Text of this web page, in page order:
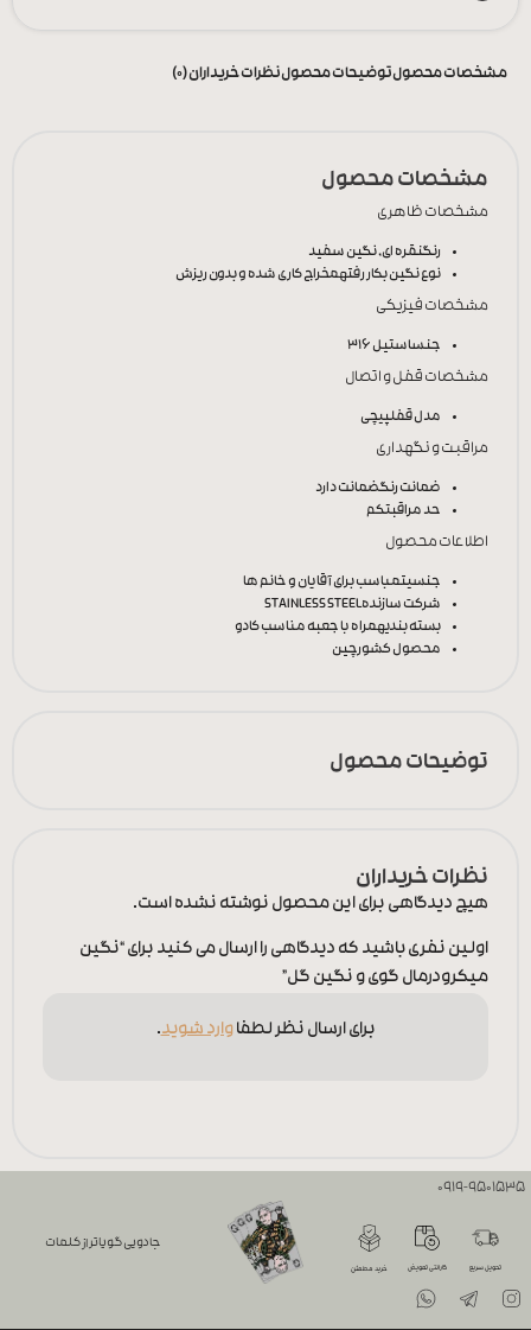
مشخصات محصولتوضیحات محصولنظرات خریداران (0)
مشخصات محصول
مشخصات ظاهری
رنگنقره ای, نگین سفید
نوع نگین بکار رفتهمخراج کاری شده و بدون ریزش
مشخصات فیزیکی
جنساستیل 316
مشخصات قفل و اتصال
مدل قفلپیچی
مراقبت و نگهداری
ضمانت رنگضمانت دارد
حد مراقبتکم
اطلاعات محصول
جنسیتمباسب برای آقایان و خانم ها
شرکت سازندهSTAINLESS STEEL
بسته بندیهمراه با جعبه مناسب کادو
محصول کشورچین
توضیحات محصول
نظرات خریداران
هیچ دیدگاهی برای این محصول نوشته نشده است.
اولین نفری باشید که دیدگاهی را ارسال می کنید برای “نگین
میکرودرمال گوی و نگین گل”
برای ارسال نظر لطفاوارد شوید.
0919-9501535
تحویل سریع گارانتی تعویض خرید مطمئن
جادویی گویاتر از کلمات